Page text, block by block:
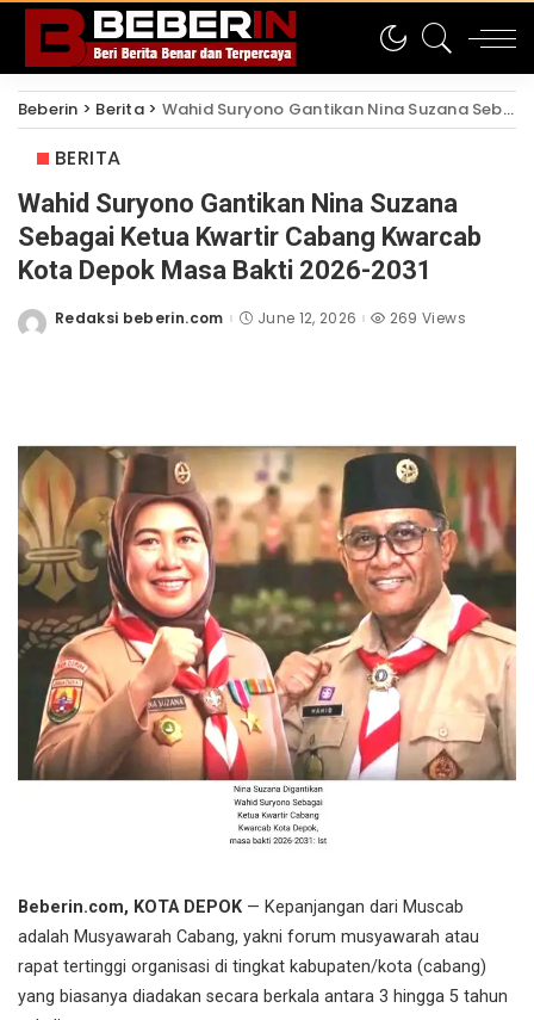
Beberin > Berita> Wahid Suryono Gantikan Nina Suzana Sebagai Ketua Kwartir Cabang Kwarcab Kota Depok Masa Bakti 2026-2031
BERITA
Wahid Suryono Gantikan Nina Suzana
Sebagai Ketua Kwartir Cabang Kwarcab
Kota Depok Masa Bakti 2026-2031
Posted
Redaksi beberin.com June 12, 2026 269 Views
Beberin.com, KOTA DEPOK — Kepanjangan dari Muscab
adalah Musyawarah Cabang, yakni forum musyawarah atau
rapat tertinggi organisasi di tingkat kabupaten/kota (cabang)
yang biasanya diadakan secara berkala antara 3 hingga 5 tahun